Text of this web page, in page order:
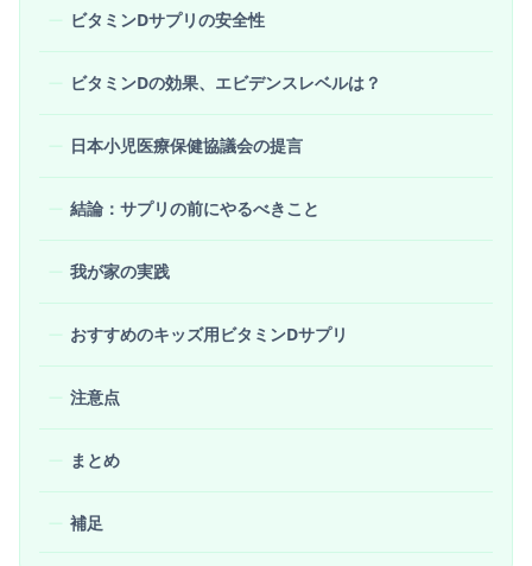
ビタミンDサプリの安全性
ビタミンDの効果、エビデンスレベルは？
日本小児医療保健協議会の提言
結論：サプリの前にやるべきこと
我が家の実践
おすすめのキッズ用ビタミンDサプリ
注意点
まとめ
補足